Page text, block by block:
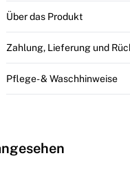
Über das Produkt
Zahlung, Lieferung und
Pflege- & Waschhinweise